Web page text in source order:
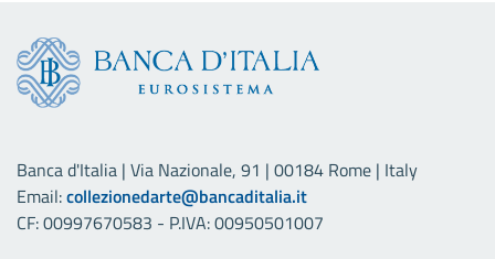
Banca d'Italia | Via Nazionale, 91 | 00184 Rome | Italy
Email:collezionedarte@bancaditalia.it
CF: 00997670583 - P.IVA: 00950501007